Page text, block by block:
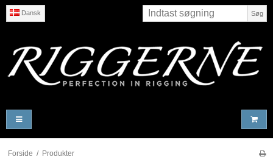
Dansk Søg
Forside / Produkter